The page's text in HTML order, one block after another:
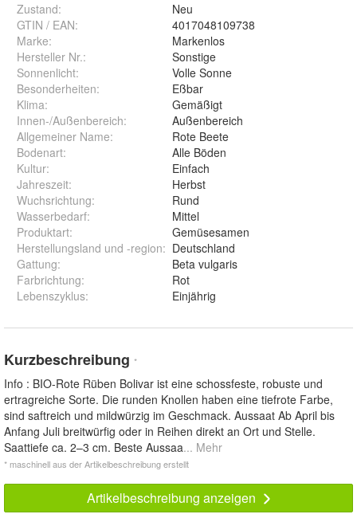
Zustand:
Neu
GTIN / EAN:
4017048109738
Marke:
Markenlos
Hersteller Nr.:
Sonstige
Sonnenlicht:
Volle Sonne
Besonderheiten:
Eßbar
Klima:
Gemäßigt
Innen-/Außenbereich:
Außenbereich
Allgemeiner Name:
Rote Beete
Bodenart:
Alle Böden
Kultur:
Einfach
Jahreszeit:
Herbst
Wuchsrichtung:
Rund
Wasserbedarf:
Mittel
Produktart:
Gemüsesamen
Herstellungsland und -region: Deutschland
Gattung:
Beta vulgaris
Farbrichtung:
Rot
Lebenszyklus: Einjährig
Kurzbeschreibung *
Info : BIO-Rote Rüben Bolivar ist eine schossfeste, robuste und
ertragreiche Sorte. Die runden Knollen haben eine tiefrote Farbe,
sind saftreich und mildwürzig im Geschmack. Aussaat Ab April bis
Anfang Juli breitwürfig oder in Reihen direkt an Ort und Stelle.
Saattiefe ca. 2–3 cm. Beste Aussaa... Mehr
* maschinell aus der Artikelbeschreibung erstellt
Artikelbeschreibung anzeigen